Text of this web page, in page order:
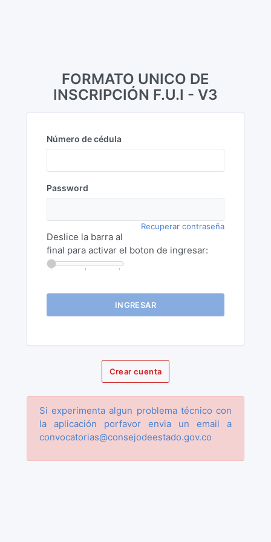
FORMATO UNICO DE
INSCRIPCIÓN F.U.I - V3
Número de cédula
Password
Recuperar contraseña
Deslice la barra al
final para activar el boton de ingresar:
INGRESAR
Crear cuenta
Si experimenta algun problema técnico con
la aplicación porfavor envia un email a
convocatorias@consejodeestado.gov.co